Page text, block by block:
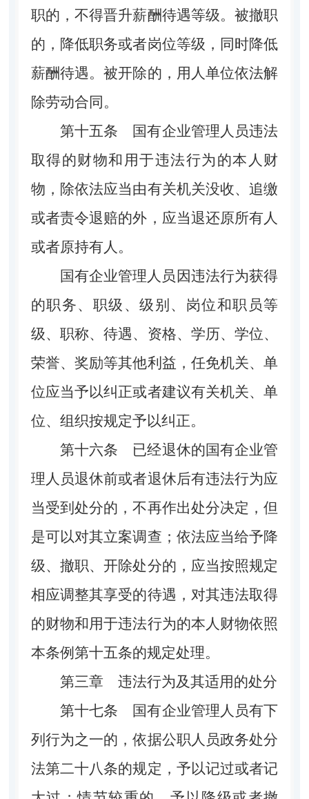
职的，不得晋升薪酬待遇等级。被撤职
的，降低职务或者岗位等级，同时降低
薪酬待遇。被开除的，用人单位依法解
除劳动合同。
第十五条 国有企业管理人员违法
取得的财物和用于违法行为的本人财
物，除依法应当由有关机关没收、追缴
或者责令退赔的外，应当退还原所有人
或者原持有人。
国有企业管理人员因违法行为获得
的职务、职级、级别、岗位和职员等
级、职称、待遇、资格、学历、学位、
荣誉、奖励等其他利益，任免机关、单
位应当予以纠正或者建议有关机关、单
位、组织按规定予以纠正。
第十六条 已经退休的国有企业管
理人员退休前或者退休后有违法行为应
当受到处分的，不再作出处分决定，但
是可以对其立案调查；依法应当给予降
级、撤职、开除处分的，应当按照规定
相应调整其享受的待遇，对其违法取得
的财物和用于违法行为的本人财物依照
本条例第十五条的规定处理。
第三章 违法行为及其适用的处分
第十七条 国有企业管理人员有下
列行为之一的，依据公职人员政务处分
法第二十八条的规定，予以记过或者记